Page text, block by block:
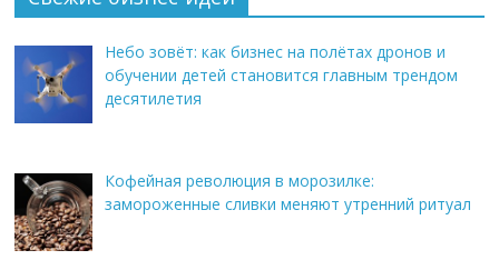
Небо зовёт: как бизнес на полётах дронов и
обучении детей становится главным трендом
десятилетия
Кофейная революция в морозилке:
замороженные сливки меняют утренний ритуал